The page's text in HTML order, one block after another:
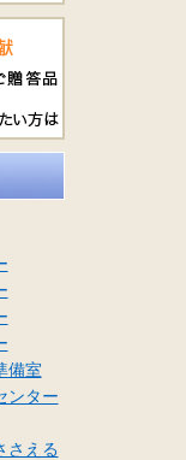
備室
ンター
さえる